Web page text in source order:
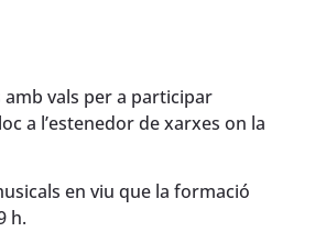
vals per a participar
a l’estenedor de xarxes on la
en viu que la formació
h.